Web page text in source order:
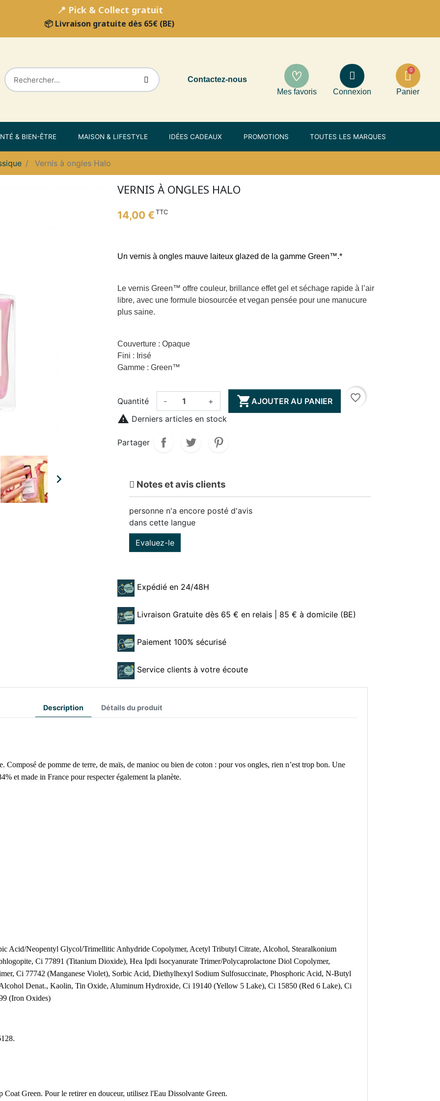
📍 Pick & Collect gratuit
📦 Livraison gratuite dès 65€ (BE)
Contactez-nous
Mes favoris
Connexion Panier
& BIEN-ÊTRE MAISON & LIFESTYLE IDÉES CADEAUX PROMOTIONS TOUTES LES MARQUES
Vernis à ongles Halo

VERNIS À ONGLES HALO
14,00 € TTC
Un vernis à ongles mauve laiteux glazed de la gamme Green™.*
Le vernis Green™ offre couleur, brillance effet gel et séchage rapide à l’air
libre, avec une formule biosourcée et vegan pensée pour une manucure
plus saine.
Couverture : Opaque
Fini : Irisé
Gamme : Green™
Quantité - + AJOUTER AU PANIER
favorite_border
 Derniers articles en stock
Partager
Notes et avis clients
personne n'a encore posté d'avis
dans cette langue
Evaluez-le
Expédié en 24/48H
Livraison Gratuite dès 65 € en relais | 85 € à domicile (BE)
Paiement 100% sécurisé
Service clients à votre écoute
Description Détails du produit
Composé de pomme de terre, de maïs, de manioc ou bien de coton : pour vos ongles, rien n’est trop bon. Une
et made in France pour respecter également la planète.
Acid/Neopentyl Glycol/Trimellitic Anhydride Copolymer, Acetyl Tributyl Citrate, Alcohol, Stearalkonium
Ci 77891 (Titanium Dioxide), Hea Ipdi Isocyanurate Trimer/Polycaprolactone Diol Copolymer,
Ci 77742 (Manganese Violet), Sorbic Acid, Diethylhexyl Sodium Sulfosuccinate, Phosphoric Acid, N-Butyl
Denat., Kaolin, Tin Oxide, Aluminum Hydroxide, Ci 19140 (Yellow 5 Lake), Ci 15850 (Red 6 Lake), Ci
(Iron Oxides)
Green. Pour le retirer en douceur, utilisez l'Eau Dissolvante Green.